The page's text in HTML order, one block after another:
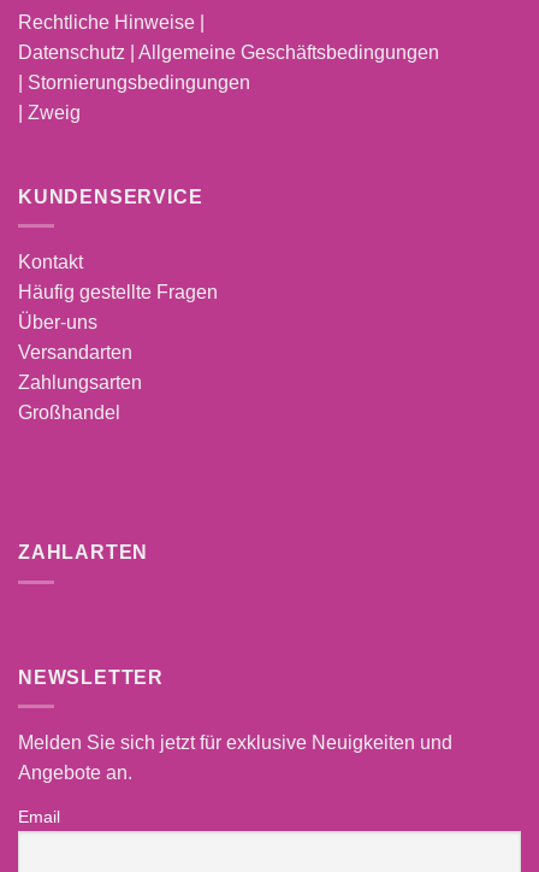
Rechtliche Hinweise |
Datenschutz | Allgemeine Geschäftsbedingungen
| Stornierungsbedingungen
| Zweig
KUNDENSERVICE
Kontakt
Häufig gestellte Fragen
Über-uns
Versandarten
Zahlungsarten
Großhandel
ZAHLARTEN
NEWSLETTER
Melden Sie sich jetzt für exklusive Neuigkeiten und
Angebote an.
Email